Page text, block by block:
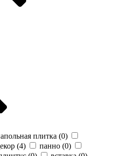
плитка (0)
(4) панно (0)